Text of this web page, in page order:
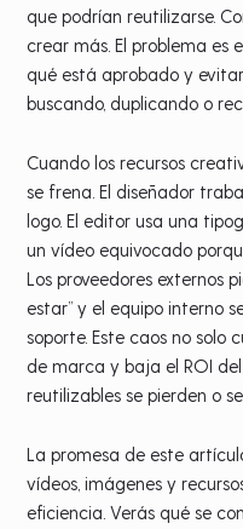
que podrían reutilizarse.
crear más. El problema es
qué está aprobado y
buscando, duplicando o
Cuando los recursos
se frena. El diseñador
logo. El editor usa una
un vídeo equivocado
Los proveedores externos
estar” y el equipo interno
soporte. Este caos no solo
de marca y baja el ROI
reutilizables se pierden o
La promesa de este
vídeos, imágenes y
eficiencia. Verás qué se